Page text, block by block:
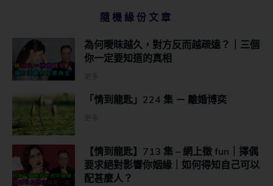
隨機緣份文章
為何曖昩越久，對方反而越疏遠？｜三個
你一定要知道的真相
「情到龍匙」224 集 － 離婚博奕
【情到龍匙】713 集 – 網上徵 fun｜擇偶
要求絕對影響你姻緣｜如何得知自己可以
配甚麼人？